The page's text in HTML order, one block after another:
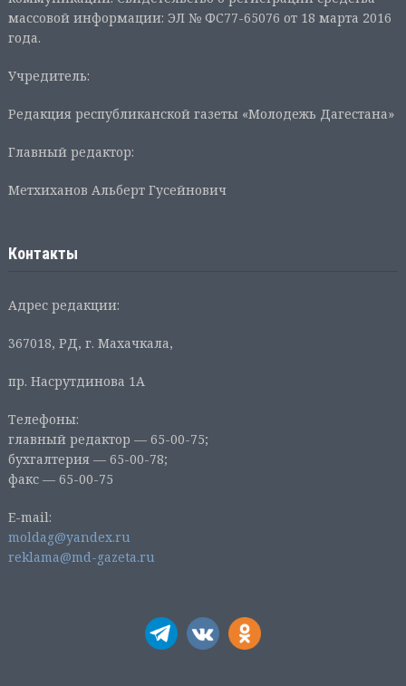
массовой информации: ЭЛ № ФС77-65076 от 18 марта 2016
года.
Учредитель:
Редакция республиканской газеты «Молодежь Дагестана»
Главный редактор:
Метхиханов Альберт Гусейнович
Контакты
Адрес редакции:
367018, РД, г. Махачкала,
пр. Насрутдинова 1А
Телефоны:
главный редактор — 65-00-75;
бухгалтерия — 65-00-78;
факс — 65-00-75
E-mail:
moldag@yandex.ru
reklama@md-gazeta.ru